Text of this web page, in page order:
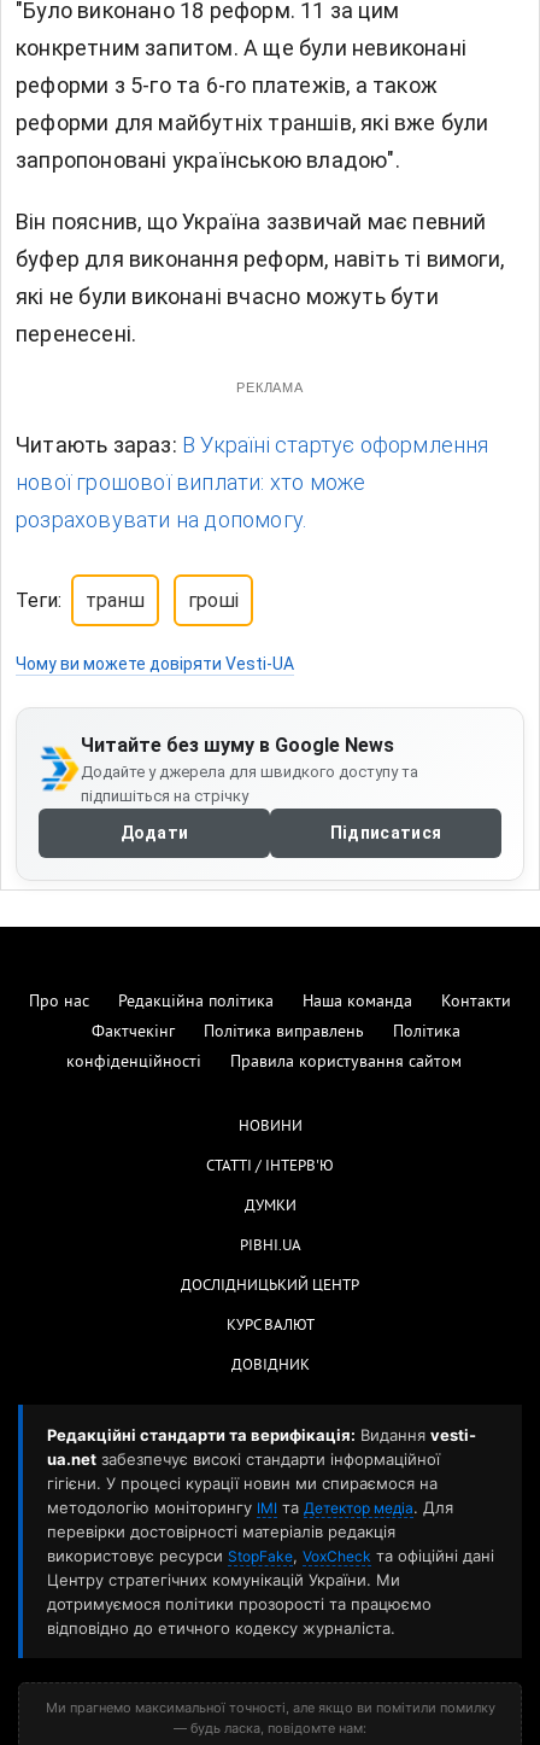
"Було виконано 18 реформ. 11 за цим
конкретним запитом. А ще були невиконані
реформи з 5-го та 6-го платежів, а також
реформи для майбутніх траншів, які вже були
запропоновані українською владою".
Він пояснив, що Україна зазвичай має певний
буфер для виконання реформ, навіть ті вимоги,
які не були виконані вчасно можуть бути
перенесені.
РЕКЛАМА
Читають зараз: В Україні стартує оформлення
нової грошової виплати: хто може
розраховувати на допомогу.
Теги: транш гроші
Чому ви можете довіряти Vesti-UA
Читайте без шуму в Google News
Додайте у джерела для швидкого доступу та
підпишіться на стрічку
Додати Підписатися
Про нас Редакційна політика Наша команда
Контакти
Фактчекінг
Політика виправлень
Політика
конфіденційності
Правила користування сайтом
НОВИНИ
СТАТТІ / ІНТЕРВ'Ю
ДУМКИ
РІВНІ.UA
ДОСЛІДНИЦЬКИЙ ЦЕНТР
КУРС ВАЛЮТ
ДОВІДНИК
Редакційні стандарти та верифікація: Видання vesti-
ua.net забезпечує високі стандарти інформаційної
гігієни. У процесі курації новин ми спираємося на
методологію моніторингу ІМІ та Детектор медіа. Для
перевірки достовірності матеріалів редакція
використовує ресурси StopFake, VoxCheck та офіційні дані
Центру стратегічних комунікацій України. Ми
дотримуємося політики прозорості та працюємо
відповідно до етичного кодексу журналіста.
Ми прагнемо максимальної точності, але якщо ви помітили помилку
— будь ласка, повідомте нам: